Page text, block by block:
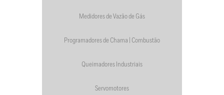
Medidores de Vazão de Gás
Programadores de Chama | Combustão
Queimadores Industriais
Servomotores